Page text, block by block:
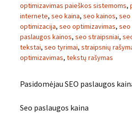
optimizavimas paieškos sistemoms,
internete, seo kaina, seo kainos, seo
optimizacija, seo optimizavimas, seo
paslaugos kainos, seo straipsniai,
tekstai, seo tyrimai, straipsnių
optimizavimas, tekstų rašymas
Pasidomėjau SEO paslaugos
Seo paslaugos kaina